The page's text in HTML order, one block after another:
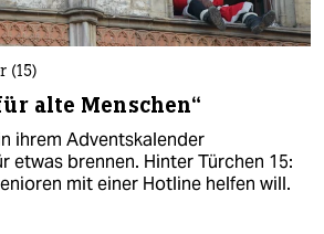
(15)
alte Menschen“
ihrem Adventskalender
etwas brennen. Hinter Türchen 15:
mit einer Hotline helfen will.